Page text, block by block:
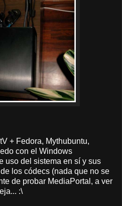
+ Fedora, Mythubuntu,
con el Windows
uso del sistema en sí y sus
los códecs (nada que no se
de probar MediaPortal, a ver
:\